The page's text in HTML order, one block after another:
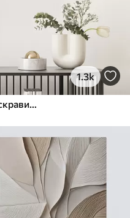
1.3k
Пишна сільська місцевість із яскравим лугом диких квітів, наповненим різнокольоровими квітами під хмарним небом